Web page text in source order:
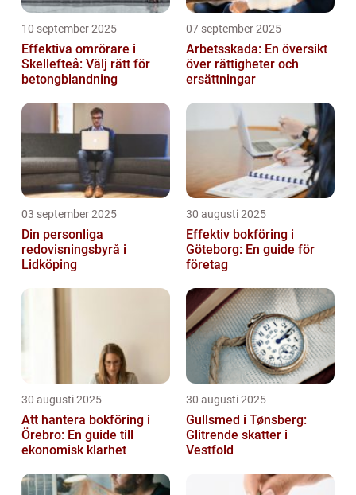
10 september 2025
Effektiva omrörare i
Skellefteå: Välj rätt för
betongblandning
07 september 2025
Arbetsskada: En översikt
över rättigheter och
ersättningar
03 september 2025
Din personliga
redovisningsbyrå i
Lidköping
30 augusti 2025
Effektiv bokföring i
Göteborg: En guide för
företag
30 augusti 2025
Att hantera bokföring i
Örebro: En guide till
ekonomisk klarhet
30 augusti 2025
Gullsmed i Tønsberg:
Glitrende skatter i
Vestfold